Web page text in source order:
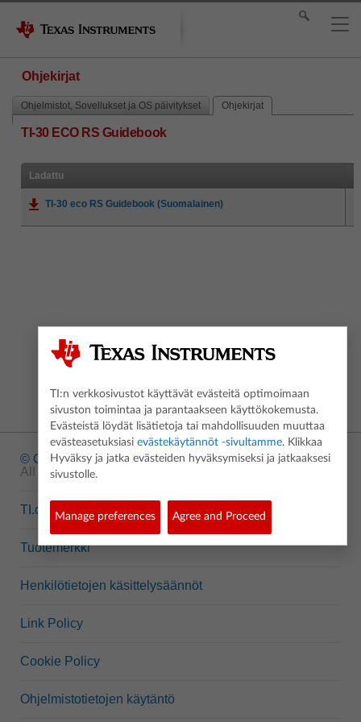
Ohjekirjat
Ohjelmistot, Sovellukset ja OS päivitykset Ohjekirjat
TI-30 ECO RS Guidebook
Ladattu
TI-30 eco RS Guidebook (Suomalainen)
© Copyright1995-2026 Texas Instruments Incorporated.
All rights reserved.
TI.com
Tuotemerkki
Henkilötietojen käsittelysäännöt
Link Policy
Cookie Policy
Ohjelmistotietojen käytäntö
TI:n verkkosivustot käyttävät evästeitä optimoimaan
sivuston toimintaa ja parantaakseen käyttökokemusta.
Evästeistä löydät lisätietoja tai mahdollisuuden muuttaa
evästeasetuksiasi evästekäytännöt -sivultamme. Klikkaa
Hyväksy ja jatka evästeiden hyväksymiseksi ja jatkaaksesi
sivustolle.
Manage preferences Agree and Proceed